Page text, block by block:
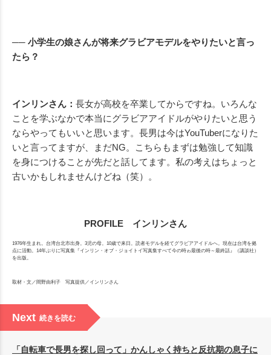
── 小学生の娘さんが将来グラビアモデルをやりたいと言っ
たら？
インリンさん： 長女が高校を卒業してからですね。いろんな
ことを学ぶなかで本当にグラビアアイドルがやりたいと思う
ならやってもいいと思います。長男は今はYouTuberになりた
いと言ってますが、まだNG。こちらもまずは勉強して知識
を身につけることが先だと話してます。私の考えはちょっと
古いかもしれませんけどね（笑）。
PROFILE インリンさん
1976年生まれ。台湾台北市出身。3児の母。10歳で来日。読者モデルを経てグラビアアイドルへ。現在は台湾を拠
点に活動。14年ぶりに写真集『インリン・オブ・ジョイトイ写真集すべて今の時ゎ最後の時～最終話』（講談社）
を出版。
取材・文／間野由利子 写真提供／インリンさん
Next 続きを読む
「自転車で長男を探し回って」かんしゃく持ちと反抗期の息子に